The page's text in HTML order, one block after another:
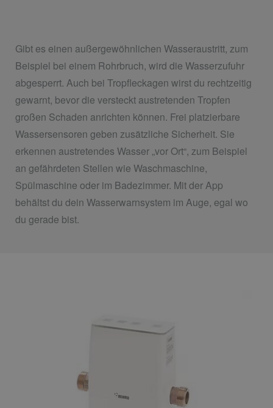
Gibt es einen außergewöhnlichen Wasseraustritt, zum
Beispiel bei einem Rohrbruch, wird die Wasserzufuhr
abgesperrt. Auch bei Tropfleckagen wirst du rechtzeitig
gewarnt, bevor die versteckt austretenden Tropfen
großen Schaden anrichten können. Frei platzierbare
Wassersensoren geben zusätzliche Sicherheit. Sie
erkennen austretendes Wasser „vor Ort“, zum Beispiel
an gefährdeten Stellen wie Waschmaschine,
Spülmaschine oder im Badezimmer. Mit der App
behältst du dein Wasserwarnsystem im Auge, egal wo
du gerade bist.